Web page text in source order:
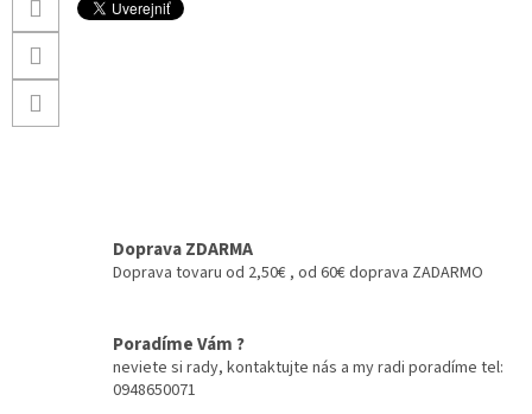
Doprava ZDARMA
Doprava tovaru od 2,50€ , od 60€ doprava ZADARMO
Poradíme Vám ?
neviete si rady, kontaktujte nás a my radi poradíme tel:
0948650071